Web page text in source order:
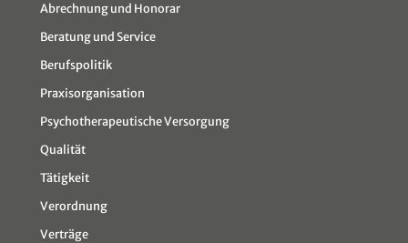
Abrechnung und Honorar
Beratung und Service
Berufspolitik
Praxisorganisation
Psychotherapeutische Versorgung
Qualität
Tätigkeit
Verordnung
Verträge